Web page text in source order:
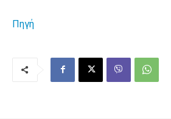
Πηγή